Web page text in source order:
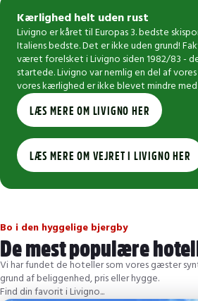
Kærlighed helt uden rust
Livigno er kåret til Europas 3. bedste
Italiens bedste. Det er ikke uden grund!
været forelsket i Livigno siden 1982/83 -
startede. Livigno var nemlig en del af
vores kærlighed er ikke blevet mindre
LÆS MERE OM LIVIGNO HER
LÆS MERE OM VEJRET I LIVIGNO HER
Bo i den hyggelige bjergby
De mest populære
Vi har fundet de hoteller som vores gæster
grund af beliggenhed, pris eller hygge.
Find din favorit i Livigno...